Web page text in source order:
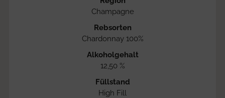
Champagne
Rebsorten
Chardonnay 100%
Alkoholgehalt
12,50 %
Füllstand
High Fill